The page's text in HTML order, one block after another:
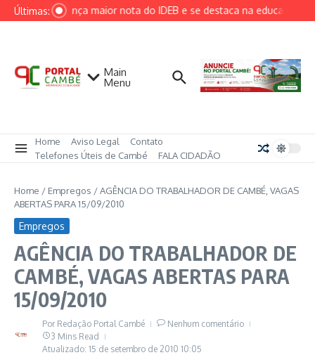
Ir para o conteúdo
Últimas:
Cambé alcança maior nota do IDEB e se destaca na educação
Main
Menu
Home Aviso Legal
Contato
Telefones Úteis de Cambé
FALA CIDADÃO
Home / Empregos /AGÊNCIA DO TRABALHADOR DE CAMBÉ, VAGAS
ABERTAS PARA 15/09/2010
Empregos
AGÊNCIA DO TRABALHADOR DE
CAMBÉ, VAGAS ABERTAS PARA
15/09/2010
Por Redação Portal Cambé
Nenhum comentário
3 Mins Read
Atualizado: 15 de setembro de 2010 10:05